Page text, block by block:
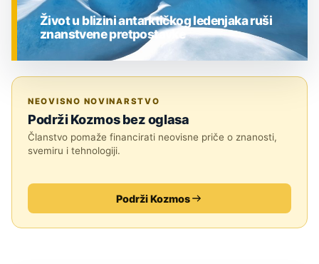
Život u blizini antarktičkog ledenjaka ruši
znanstvene pretpostavke
NEOVISNO NOVINARSTVO
Podrži Kozmos bez oglasa
Članstvo pomaže financirati neovisne priče o znanosti,
svemiru i tehnologiji.
Podrži Kozmos